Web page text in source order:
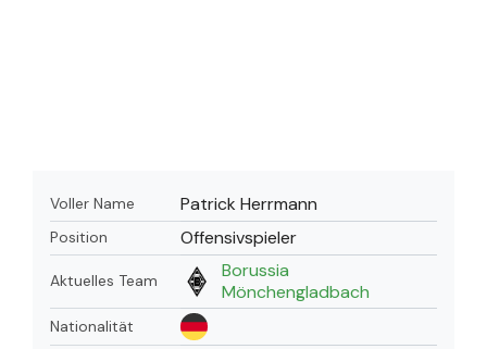
Voller Name Patrick Herrmann
Position Offensivspieler
Aktuelles Team
Borussia
Mönchengladbach
Nationalität